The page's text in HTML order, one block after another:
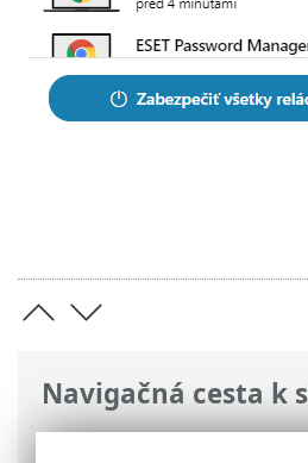
Navigačná cesta k
ESET Online pomocník>